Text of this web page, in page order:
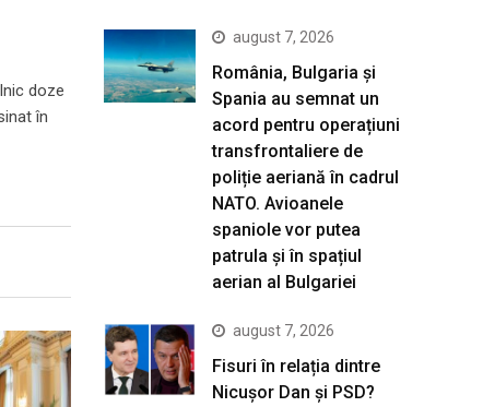
doze
în
august 7, 2026
România, Bulgaria și
Spania au semnat un
acord pentru operațiuni
transfrontaliere de
poliție aeriană în cadrul
NATO. Avioanele
spaniole vor putea
patrula și în spațiul
aerian al Bulgariei
august 7, 2026
Fisuri în relația dintre
Nicușor Dan și PSD?